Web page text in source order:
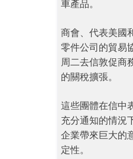
車產品。
商會、代表美國
零件公司的貿易
周二去信敦促商
的關稅擴張。
這些團體在信中
充分通知的情況
企業帶來巨大的
定性。